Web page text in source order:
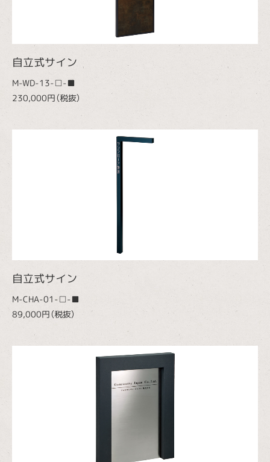
自立式サイン
M-WD-13-□-■
230,000円（税抜）
自立式サイン
M-CHA-01-□-■
89,000円（税抜）